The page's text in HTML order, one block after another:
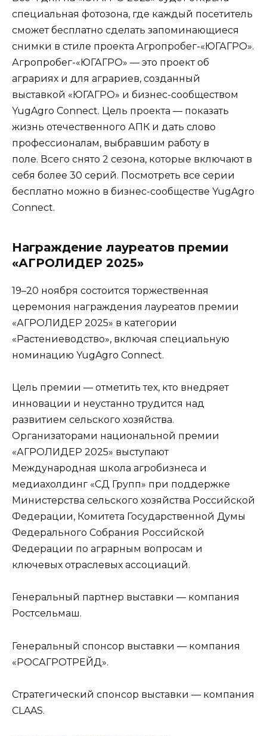
специальная фотозона, где каждый посетитель
сможет бесплатно сделать запоминающиеся
снимки в стиле проекта Агропробег-«ЮГАГРО».
Агропробег-«ЮГАГРО» — это проект об
аграриях и для аграриев, созданный
выставкой «ЮГАГРО» и бизнес-сообществом
YugAgro Connect. Цель проекта — показать
жизнь отечественного АПК и дать слово
профессионалам, выбравшим работу в
поле. Всего снято 2 сезона, которые включают в
себя более 30 серий. Посмотреть все серии
бесплатно можно в бизнес-сообществе YugAgro
Connect.
Награждение лауреатов премии
«АГРОЛИДЕР 2025»
19–20 ноября состоится торжественная
церемония награждения лауреатов премии
«АГРОЛИДЕР 2025» в категории
«Растениеводство», включая специальную
номинацию YugAgro Connect.
Цель премии — отметить тех, кто внедряет
инновации и неустанно трудится над
развитием сельского хозяйства.
Организаторами национальной премии
«АГРОЛИДЕР 2025» выступают
Международная школа агробизнеса и
медиахолдинг «СД Групп» при поддержке
Министерства сельского хозяйства Российской
Федерации, Комитета Государственной Думы
Федерального Собрания Российской
Федерации по аграрным вопросам и
ключевых отраслевых ассоциаций.
Генеральный партнер выставки — компания
Ростсельмаш.
Генеральный спонсор выставки — компания
«РОСАГРОТРЕЙД».
Стратегический спонсор выставки — компания
CLAAS.